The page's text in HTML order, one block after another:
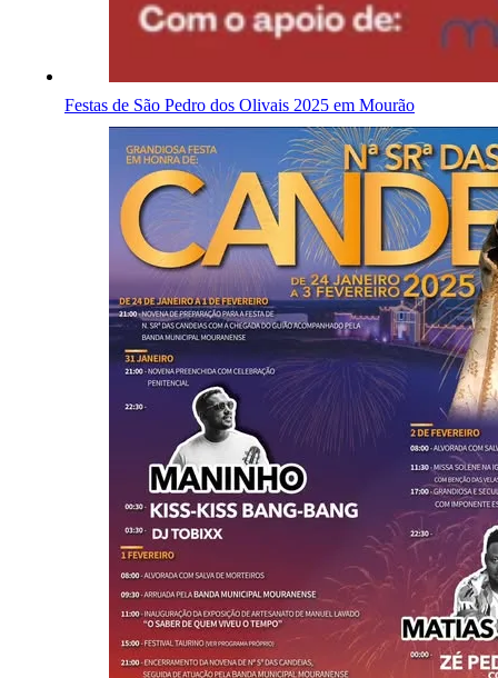
Festas de São Pedro dos Olivais 2025 em Mourão